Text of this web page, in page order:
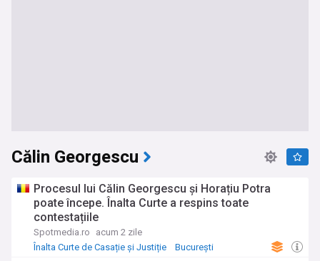
Călin Georgescu
Procesul lui Călin Georgescu și Horațiu Potra
poate începe. Înalta Curte a respins toate
contestațiile
Spotmedia.ro
acum 2 zile
Înalta Curte de Casație și Justiție
București